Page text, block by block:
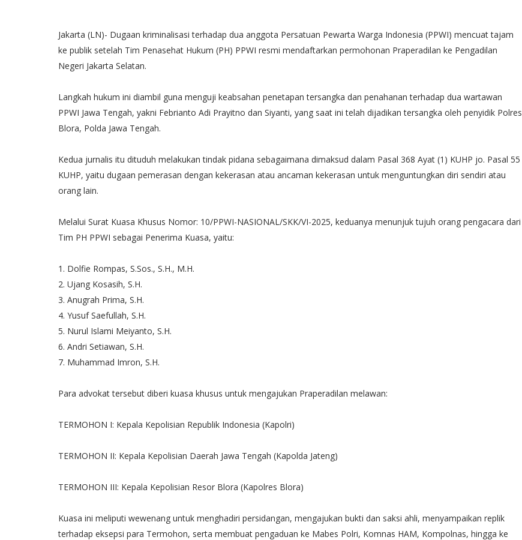
Jakarta (LN)- Dugaan kriminalisasi terhadap dua anggota Persatuan Pewarta Warga Indonesia (PPWI) mencuat tajam
ke publik setelah Tim Penasehat Hukum (PH) PPWI resmi mendaftarkan permohonan Praperadilan ke Pengadilan
Negeri Jakarta Selatan.
Langkah hukum ini diambil guna menguji keabsahan penetapan tersangka dan penahanan terhadap dua wartawan
PPWI Jawa Tengah, yakni Febrianto Adi Prayitno dan Siyanti, yang saat ini telah dijadikan tersangka oleh penyidik Polres
Blora, Polda Jawa Tengah.
Kedua jurnalis itu dituduh melakukan tindak pidana sebagaimana dimaksud dalam Pasal 368 Ayat (1) KUHP jo. Pasal 55
KUHP, yaitu dugaan pemerasan dengan kekerasan atau ancaman kekerasan untuk menguntungkan diri sendiri atau
orang lain.
Melalui Surat Kuasa Khusus Nomor: 10/PPWI-NASIONAL/SKK/VI-2025, keduanya menunjuk tujuh orang pengacara dari
Tim PH PPWI sebagai Penerima Kuasa, yaitu:
1. Dolfie Rompas, S.Sos., S.H., M.H.
2. Ujang Kosasih, S.H.
3. Anugrah Prima, S.H.
4. Yusuf Saefullah, S.H.
5. Nurul Islami Meiyanto, S.H.
6. Andri Setiawan, S.H.
7. Muhammad Imron, S.H.
Para advokat tersebut diberi kuasa khusus untuk mengajukan Praperadilan melawan:
TERMOHON I: Kepala Kepolisian Republik Indonesia (Kapolri)
TERMOHON II: Kepala Kepolisian Daerah Jawa Tengah (Kapolda Jateng)
TERMOHON III: Kepala Kepolisian Resor Blora (Kapolres Blora)
Kuasa ini meliputi wewenang untuk menghadiri persidangan, mengajukan bukti dan saksi ahli, menyampaikan replik
terhadap eksepsi para Termohon, serta membuat pengaduan ke Mabes Polri, Komnas HAM, Kompolnas, hingga ke